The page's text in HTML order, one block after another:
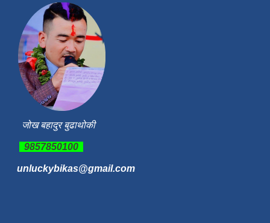
जोख बहादुर बुढाथोकी
9857850100
unluckybikas@gmail.com